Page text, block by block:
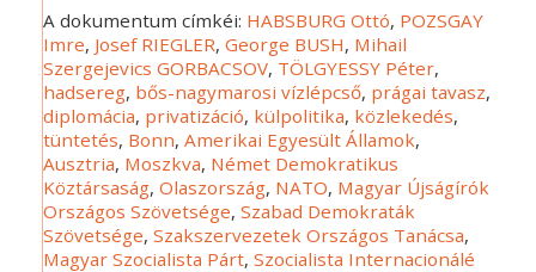
A dokumentum címkéi: HABSBURG Ottó, POZSGAY
Imre, Josef RIEGLER,George BUSH, Mihail
Szergejevics GORBACSOV, TÖLGYESSY Péter,
hadsereg, bős-nagymarosi vízlépcső, prágai tavasz,
diplomácia, privatizáció, külpolitika, közlekedés,
tüntetés, Bonn,Amerikai Egyesült Államok,
Ausztria, Moszkva, Német Demokratikus
Köztársaság,Olaszország, NATO, Magyar Újságírók
Országos Szövetsége,Szabad Demokraták
Szövetsége,Szakszervezetek Országos Tanácsa,
Magyar Szocialista Párt,Szocialista Internacionálé